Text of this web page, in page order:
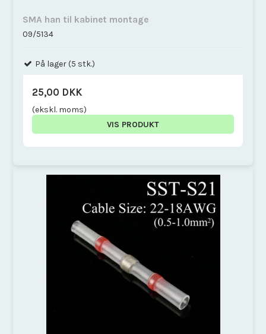
SMA han til kabinet montage
09/5134
På lager (5 stk.)
25,00 DKK
(ekskl. moms)
VIS PRODUKT